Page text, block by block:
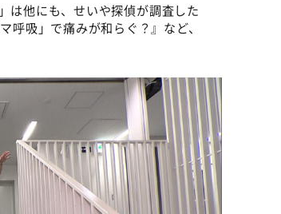
」は他にも、せいや探偵が調査した
呼吸」で痛みが和らぐ？』など、